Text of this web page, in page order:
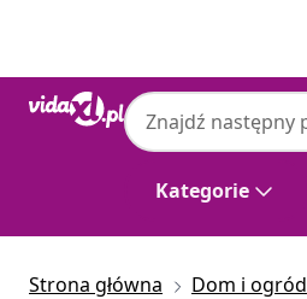
Kategorie
Strona główna Dom i ogród